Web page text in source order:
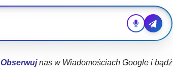
Obserwujnas w Wiadomościach Google i bądź